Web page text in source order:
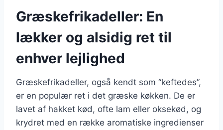
Græskefrikadeller: En
lækker og alsidig ret til
enhver lejlighed
Græskefrikadeller, også kendt som “keftedes”,
er en populær ret i det græske køkken. De er
lavet af hakket kød, ofte lam eller oksekød, og
krydret med en række aromatiske ingredienser